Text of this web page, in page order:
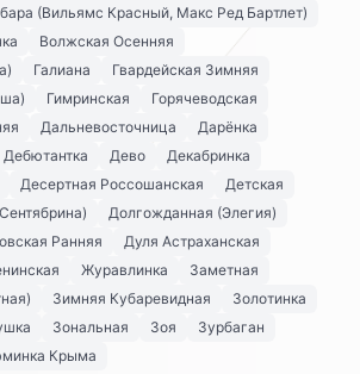
(Вильямс Красный, Макс Ред Бартлет)
Волжская Осенняя
Галиана
Гвардейская Зимняя
Гимринская
Горячеводская
Дальневосточница
Дарёнка
Дебютантка Дево
Декабринка
Десертная Россошанская
Детская
Долгожданная (Элегия)
Ранняя
Дуля Астраханская
Журавлинка
Заметная
Зимняя Кубаревидная
Золотинка
Зональная Зоя
Зурбаган
Крыма